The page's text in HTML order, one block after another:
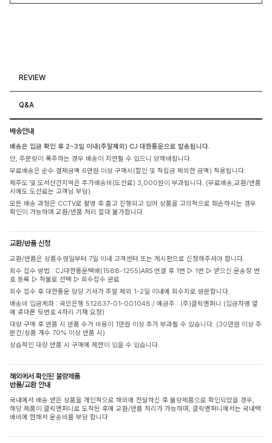
REVIEW
Q&A
배송안내
배송은 입금 확인 후 2~3일 이내(주말제외) CJ 대한통운으로 발송됩니다.
단, 주문량이 폭주하는 경우 배송이 지연될 수 있으니 양해바랍니다.
무료배송은 순수 결제금액 6만원 이상 구매시(할인 및 적립금 제외한 금액) 적용됩니다.
제주도 및 도서산간지역은 추가배송비(도선료) 3,000원이 부과됩니다. (무료배송,교환/반품
시에도 도선료는 고객님 부담)
모든 배송 과정은 CCTV로 촬영 후 출고 진행되고 있어 상품을 고의적으로 훼손하시는 경우
확인이 가능하며 교환/반품 처리 절대 불가합니다.
교환/반품 신청
교환/반품은 상품수령일부터 7일 이내 고객센터 또는 게시판으로 신청해주셔야 합니다.
회수 접수 방법 : CJ대한통운택배(1588-1255)ARS 연결 후 1번 ▷ 1번 ▷ 받으신 운송장 번
호 등록 ▷ 착불로 선택 ▷ 회수접수 완료
회수 접수 후 대한통운 담당 기사가 주말 제외 1-2일 이내에 회수지로 방문합니다.
배송비 입금계좌 : 국민은행 512637-01-001048 / 예금주 : (주)클릭앤퍼니 (입금자명 옆
에 휴대폰 뒷번호 4자리 기재 요청)
대량 구매 후 반품 시 반품 수거 비용이 1만원 이상 추가 부과될 수 있습니다. (30만원 이상 주
문건/상품 개수 70% 이상 반품 시)
상습적인 대량 반품 시 구매에 제한이 있을 수 있습니다.
해외에서 확인된 불량제품
반품/교환 안내
국내에서 배송 받은 상품을 개인적으로 해외에 전달하신 후 불량제품으로 확인되었을 경우,
해당 제품이 클릭앤퍼니로 도착된 후에 교환/반품 처리가 가능하며, 클릭앤퍼니에서는 국내택
배비에 한해서 운송비를 부담 합니다